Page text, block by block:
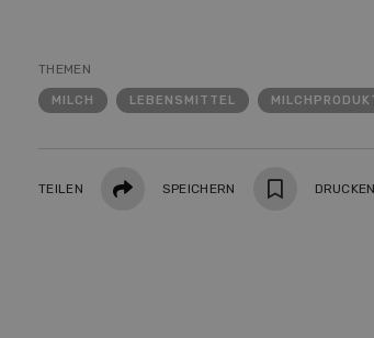
THEMEN
MILCH LEBENSMITTEL
TEILEN Teilen SPEICHERN DRUCKEN
Demo Days 2026
zu den DemoDays 2026 nach
Wiedlisbach zu Live-
Demonstrationen und der CH-